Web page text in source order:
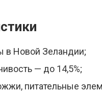
в Новой Зеландии;
— до 14,5%;
питательные